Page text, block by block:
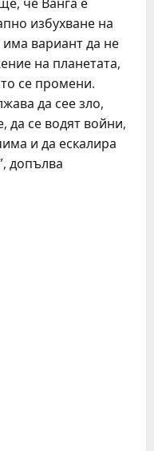
избухване на
вариант да не
на планетата,
се промени.
да сее зло,
да се водят войни,
и да ескалира
допълва